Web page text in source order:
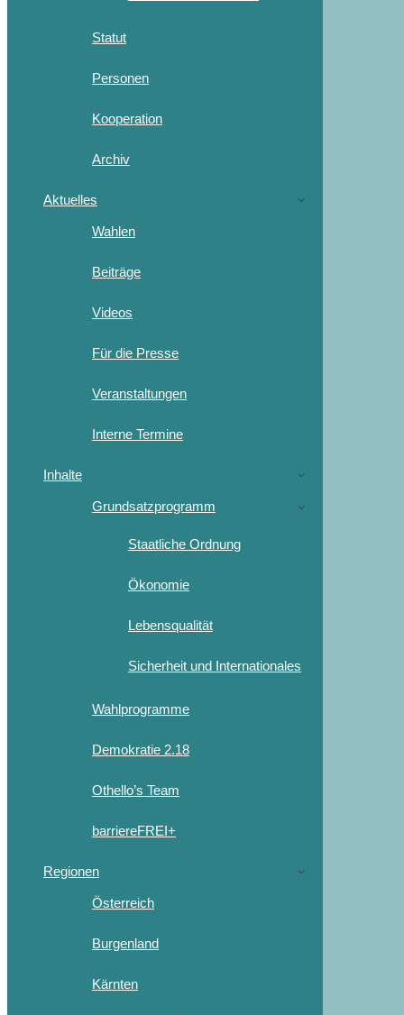
Statut
Personen
Kooperation
Archiv
Aktuelles
Wahlen
Beiträge
Videos
Für die Presse
Veranstaltungen
Interne Termine
Inhalte
Grundsatzprogramm
Staatliche Ordnung
Ökonomie
Lebensqualität
Sicherheit und Internationales
Wahlprogramme
Demokratie 2.18
Othello’s Team
barriereFREI+
Regionen
Österreich
Burgenland
Kärnten